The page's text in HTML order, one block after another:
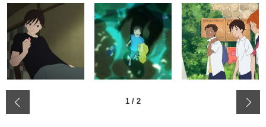
1 / 2